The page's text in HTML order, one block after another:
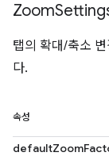
Zoom
탭의 확대/축소
다.
속성